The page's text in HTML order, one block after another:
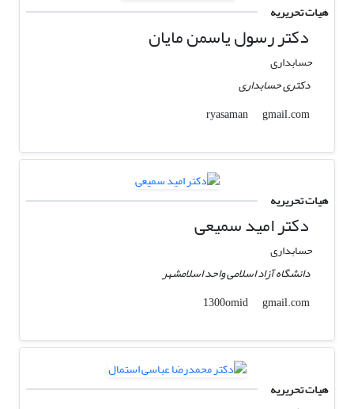
هیات تحریریه
دکتر رسول یاسمن مایان
حسابداری
دکتری حسابداری
ryasaman
gmail.com
هیات تحریریه
دکتر امید سمیعی
حسابداری
دانشگاه آزاد اسلامی واحد اسلامشهر
1300omid
gmail.com
هیات تحریریه